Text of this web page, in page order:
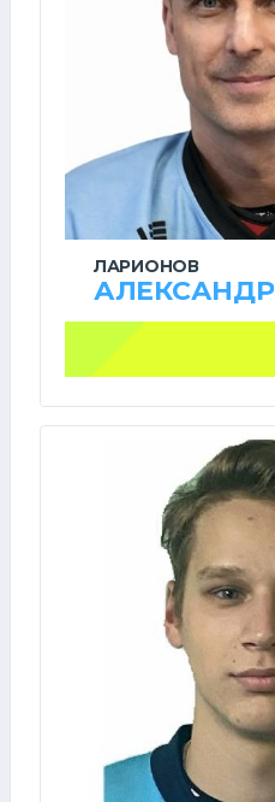
ЛАРИОНОВ
АЛЕКСАНДР